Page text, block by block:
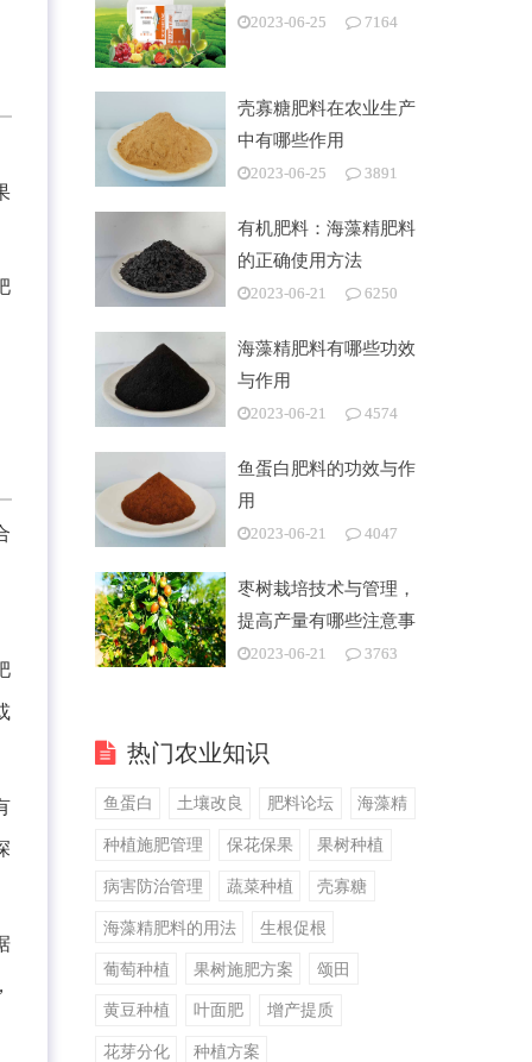
2023-06-25 7164
壳寡糖肥料在农业生产
中有哪些作用
2023-06-25 3891
有机肥料：海藻精肥料
的正确使用方法
2023-06-21 6250
海藻精肥料有哪些功效
与作用
2023-06-21 4574
鱼蛋白肥料的功效与作
用
2023-06-21 4047
枣树栽培技术与管理，
提高产量有哪些注意事
项2023-06-21 3763
热门农业知识
鱼蛋白 土壤改良 肥料论坛 海藻精
种植施肥管理 保花保果 果树种植
病害防治管理 蔬菜种植 壳寡糖
海藻精肥料的用法 生根促根
葡萄种植 果树施肥方案 颂田
黄豆种植 叶面肥 增产提质
花芽分化 种植方案